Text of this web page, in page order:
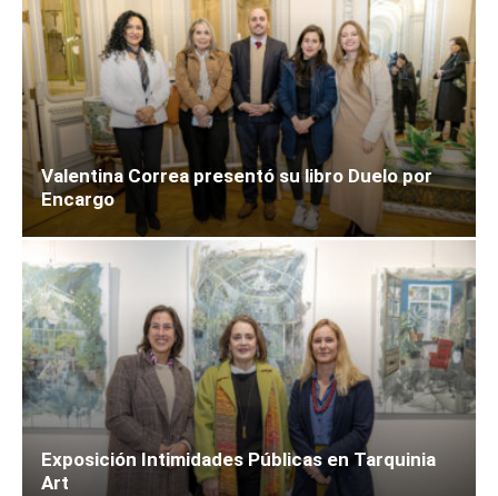
Valentina Correa presentó su libro Duelo por
Encargo
Exposición Intimidades Públicas en Tarquinia
Art